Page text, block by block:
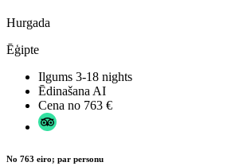
Hurgada
Ēģipte
Ilgums 3-18 nights
Ēdinašana AI
Cena no 763 €
No 763 eiro; par personu